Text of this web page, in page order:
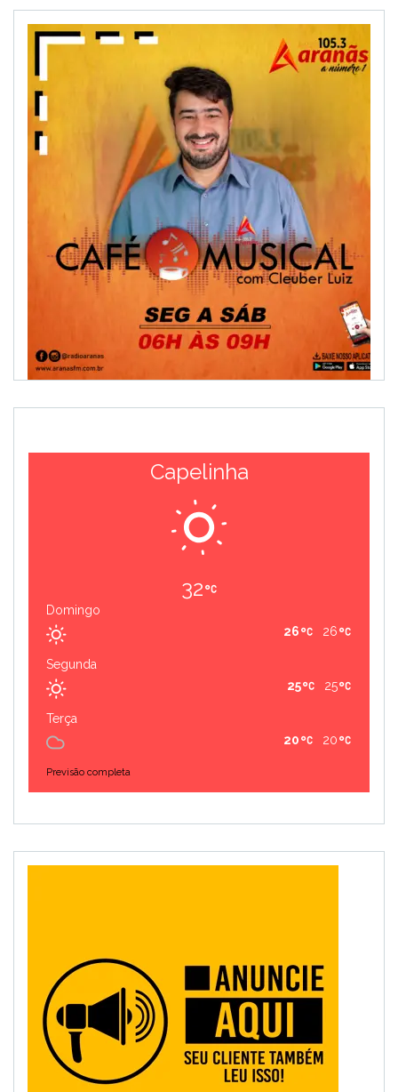
Capelinha
32
Domingo
26
26
Segunda
25
25
Terça
20
20
Previsão completa